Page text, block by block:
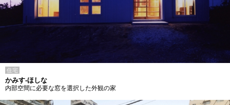
住宅
かみす-ほしな
内部空間に必要な窓を選択した外観の家